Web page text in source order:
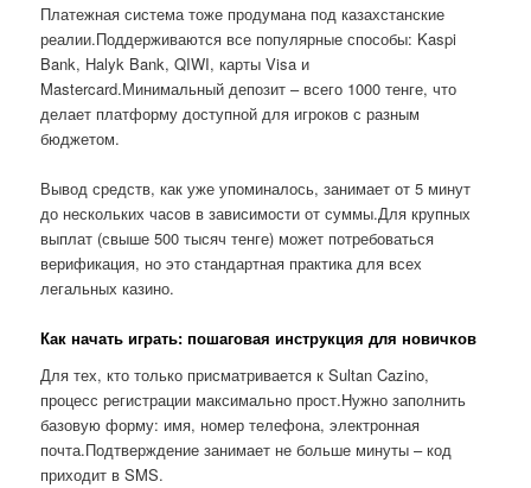
Платежная система тоже продумана под казахстанские
реалии.Поддерживаются все популярные способы: Kaspi
Bank, Halyk Bank, QIWI, карты Visa и
Mastercard.Минимальный депозит – всего 1000 тенге, что
делает платформу доступной для игроков с разным
бюджетом.
Вывод средств, как уже упоминалось, занимает от 5 минут
до нескольких часов в зависимости от суммы.Для крупных
выплат (свыше 500 тысяч тенге) может потребоваться
верификация, но это стандартная практика для всех
легальных казино.
Как начать играть: пошаговая инструкция для новичков
Для тех, кто только присматривается к Sultan Cazino,
процесс регистрации максимально прост.Нужно заполнить
базовую форму: имя, номер телефона, электронная
почта.Подтверждение занимает не больше минуты – код
приходит в SMS.